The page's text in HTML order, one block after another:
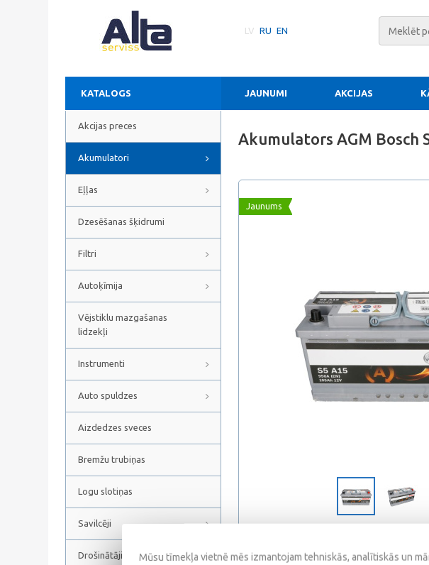
LV RU EN
KATALOGS JAUNUMI AKCIJAS
Akcijas preces
Akumulatori
Eļļas
Dzesēšanas šķidrumi
Filtri
Autoķīmija
Vējstiklu mazgašanas
lidzekļi
Instrumenti
Auto spuldzes
Aizdedzes sveces
Bremžu trubiņas
Logu slotiņas
Savilcēji
Drošinātāji
Akumulators AGM Bosch
Jaunums
Mūsu tīmekļa vietnē mēs izmantojam tehniskās, analītiskās un